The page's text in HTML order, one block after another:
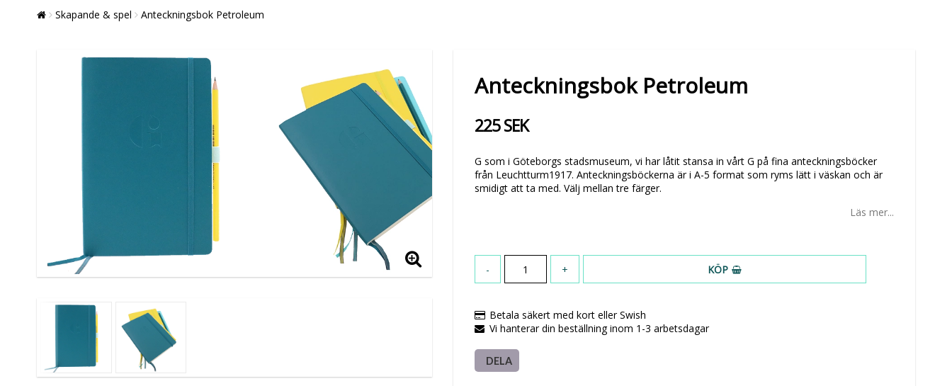
Skapande & spel Anteckningsbok Petroleum
Anteckningsbok Petroleum
225 SEK
G som i Göteborgs stadsmuseum, vi har låtit stansa in vårt G på fina anteckningsböcker
från Leuchtturm1917. Anteckningsböckerna är i A-5 format som ryms lätt i väskan och är
smidigt att ta med. Välj mellan tre färger.
Läs mer...
- + KÖP
Betala säkert med kort eller Swish
Vi hanterar din beställning inom 1-3 arbetsdagar
DELA